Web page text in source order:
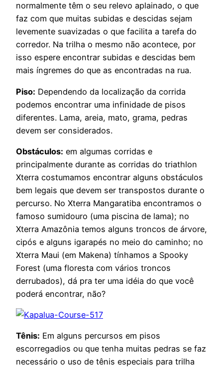
normalmente têm o seu relevo aplainado, o que
faz com que muitas subidas e descidas sejam
levemente suavizadas o que facilita a tarefa do
corredor. Na trilha o mesmo não acontece, por
isso espere encontrar subidas e descidas bem
mais íngremes do que as encontradas na rua.
Piso: Dependendo da localização da corrida
podemos encontrar uma infinidade de pisos
diferentes. Lama, areia, mato, grama, pedras
devem ser considerados.
Obstáculos: em algumas corridas e
principalmente durante as corridas do triathlon
Xterra costumamos encontrar alguns obstáculos
bem legais que devem ser transpostos durante o
percurso. No Xterra Mangaratiba encontramos o
famoso sumidouro (uma piscina de lama); no
Xterra Amazônia temos alguns troncos de árvore,
cipós e alguns igarapés no meio do caminho; no
Xterra Maui (em Makena) tínhamos a Spooky
Forest (uma floresta com vários troncos
derrubados), dá pra ter uma idéia do que você
poderá encontrar, não?
Tênis: Em alguns percursos em pisos
escorregadios ou que tenha muitas pedras se faz
necessário o uso de tênis especiais para trilha